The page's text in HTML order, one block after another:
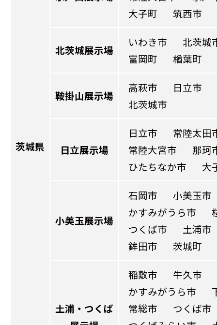
茨城県
大子町
筑西市
北茨城展示場
いわき市
北茨城
富岡町
楢葉町
鞍掛山展示場
高萩市
日立市
北茨城市
日立展示場
日立市
常陸太田
常陸大宮市
那珂
ひたちなか市
大
小美玉展示場
石岡市
小美玉市
かすみがうら市
つくば市
土浦市
鉾田市
茨城町
土浦・つくば
稲敷市
牛久市
かすみがうら市
常総市
つくば市